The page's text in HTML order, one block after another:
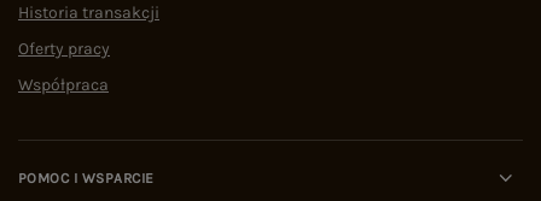
Historia transakcji
Oferty pracy
Współpraca
POMOC I WSPARCIE